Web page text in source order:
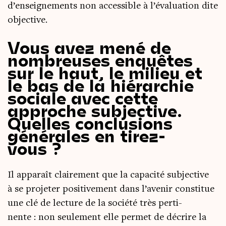
d’enseignements non acces­sible à l’évaluation dite
objective.
Vous avez mené de
nombreuses enquêtes
sur le haut, le milieu et
le bas de la hiérarchie
sociale avec cette
approche subjective.
Quelles conclusions
générales en tirez-
vous ?
Il appa­raît clai­re­ment que la capa­ci­té sub­jec­tive
à se pro­je­ter posi­ti­ve­ment dans l’avenir consti­tue
une clé de lec­ture de la socié­té très per­ti­
nente : non seule­ment elle per­met de décrire la